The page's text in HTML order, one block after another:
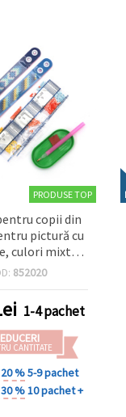
PRODUSE TOP
copii din
pictură cu
culori mixte,
cm
852020
1-4 pachet
CANTITATE
%5-9 pachet
%10 pachet +